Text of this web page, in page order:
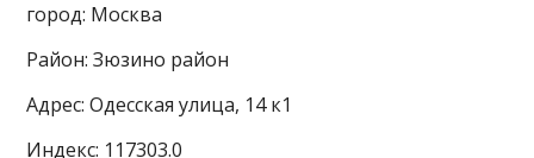
город: Москва
Район: Зюзино район
Адрес: Одесская улица, 14 к1
Индекс: 117303.0